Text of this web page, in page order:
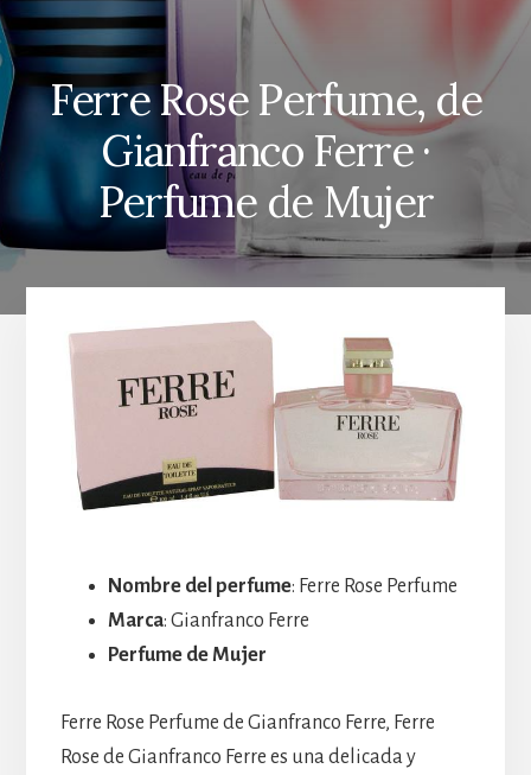
Ferre Rose Perfume, de
Gianfranco Ferre ·
Perfume de Mujer
Nombre del perfume: Ferre Rose Perfume
Marca: Gianfranco Ferre
Perfume de Mujer
Ferre Rose Perfume de Gianfranco Ferre, Ferre
Rose de Gianfranco Ferre es una delicada y